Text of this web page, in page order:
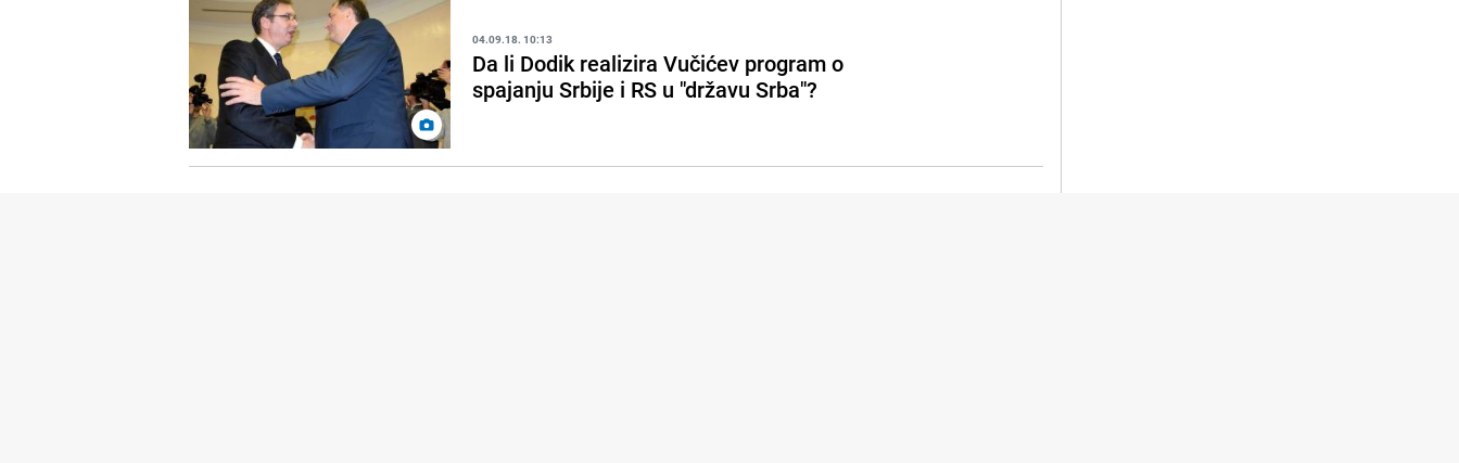
04.09.18. 10:13
Da li Dodik realizira Vučićev program o
spajanju Srbije i RS u "državu Srba"?